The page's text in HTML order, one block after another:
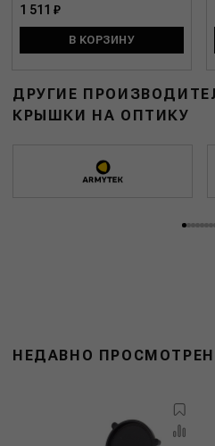
1 511 ₽
В КОРЗИНУ
ДРУГИЕ
КРЫШКИ НА ОПТИКУ
НЕДАВНО